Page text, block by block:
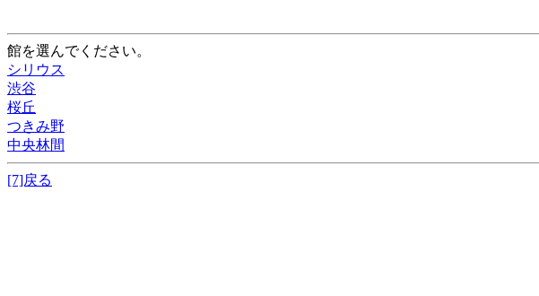
館を選んでください。
シリウス
渋谷
桜丘
つきみ野
中央林間
[7]戻る